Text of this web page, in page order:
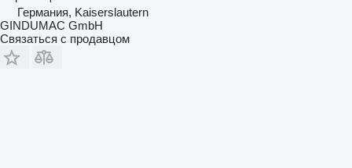
Германия, Kaiserslautern
GINDUMAC GmbH
Связаться с продавцом